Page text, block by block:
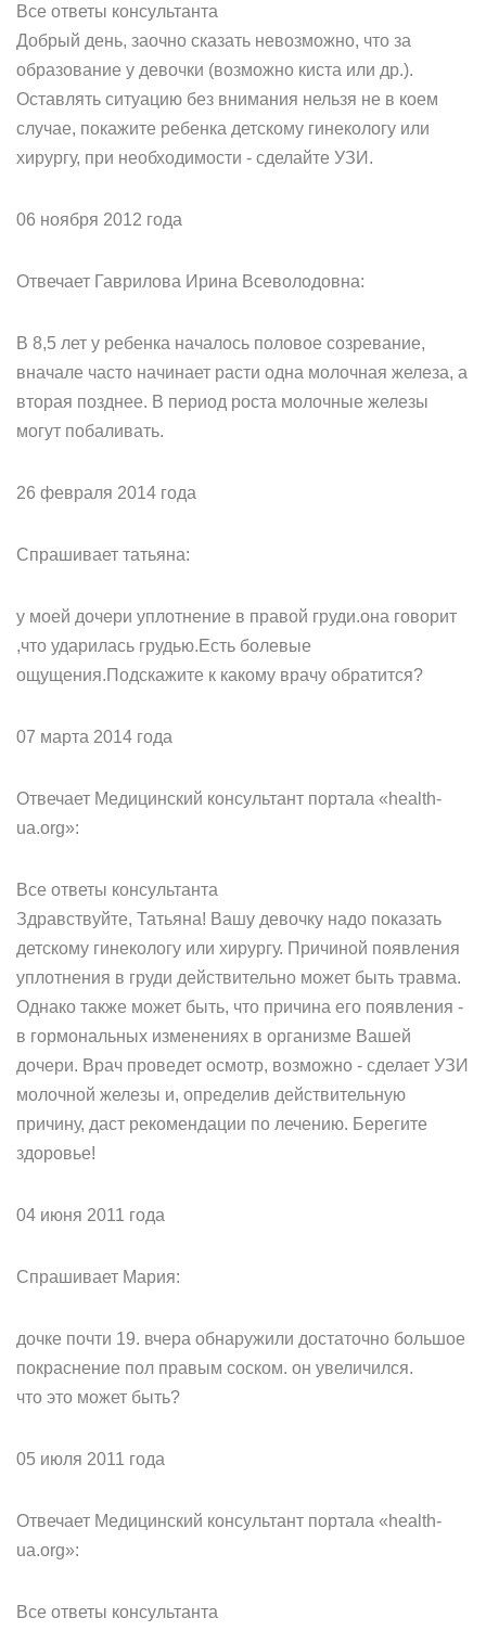
Все ответы консультанта
Добрый день, заочно сказать невозможно, что за
образование у девочки (возможно киста или др.).
Оставлять ситуацию без внимания нельзя не в коем
случае, покажите ребенка детскому гинекологу или
хирургу, при необходимости - сделайте УЗИ.
06 ноября 2012 года
Отвечает Гаврилова Ирина Всеволодовна:
В 8,5 лет у ребенка началось половое созревание,
вначале часто начинает расти одна молочная железа, а
вторая позднее. В период роста молочные железы
могут побаливать.
26 февраля 2014 года
Спрашивает татьяна:
у моей дочери уплотнение в правой груди.она говорит
,что ударилась грудью.Есть болевые
ощущения.Подскажите к какому врачу обратится?
07 марта 2014 года
Отвечает Медицинский консультант портала «health-
ua.org»:
Все ответы консультанта
Здравствуйте, Татьяна! Вашу девочку надо показать
детскому гинекологу или хирургу. Причиной появления
уплотнения в груди действительно может быть травма.
Однако также может быть, что причина его появления -
в гормональных изменениях в организме Вашей
дочери. Врач проведет осмотр, возможно - сделает УЗИ
молочной железы и, определив действительную
причину, даст рекомендации по лечению. Берегите
здоровье!
04 июня 2011 года
Спрашивает Мария:
дочке почти 19. вчера обнаружили достаточно большое
покраснение пол правым соском. он увеличился.
что это может быть?
05 июля 2011 года
Отвечает Медицинский консультант портала «health-
ua.org»:
Все ответы консультанта